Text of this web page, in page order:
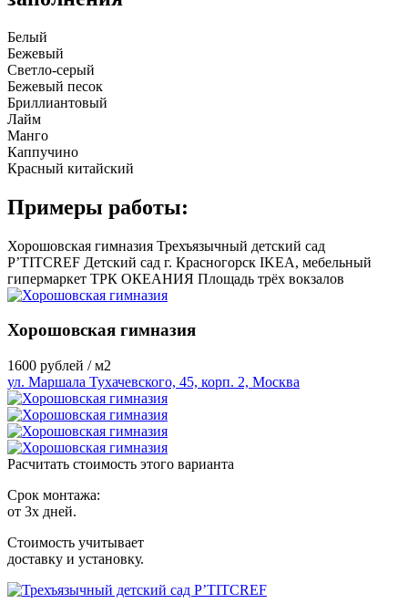
Белый
Бежевый
Светло-серый
Бежевый песок
Бриллиантовый
Лайм
Манго
Каппучино
Красный китайский
Примеры работы:
Хорошовская гимназия Трехъязычный детский сад
P’TITCREF Детский сад г. Красногорск IKEA, мебельный
гипермаркет ТРК ОКЕАНИЯ Площадь трёх вокзалов
Хорошовская гимназия
1600 рублей / м2
ул. Маршала Тухачевского, 45, корп. 2, Москва
Расчитать стоимость этого варианта
Срок монтажа:
от 3х дней.
Стоимость учитывает
доставку и установку.